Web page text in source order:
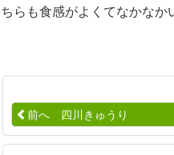
ちらも食感がよくてなかなか
前へ 四川きゅうり